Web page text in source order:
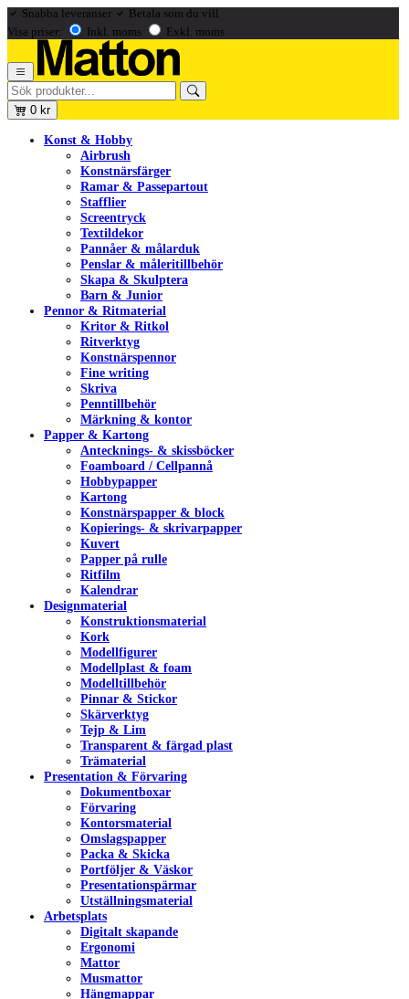
Snabba leveranser
Betala som du vill
Visa priser:
Inkl. moms Exkl. moms
0 kr
Konst & Hobby
Airbrush
Konstnärsfärger
Ramar & Passepartout
Stafflier
Screentryck
Textildekor
Pannåer & målarduk
Penslar & måleritillbehör
Skapa & Skulptera
Barn & Junior
Pennor & Ritmaterial
Kritor & Ritkol
Ritverktyg
Konstnärspennor
Fine writing
Skriva
Penntillbehör
Märkning & kontor
Papper & Kartong
Antecknings- & skissböcker
Foamboard / Cellpannå
Hobbypapper
Kartong
Konstnärspapper & block
Kopierings- & skrivarpapper
Kuvert
Papper på rulle
Ritfilm
Kalendrar
Designmaterial
Konstruktionsmaterial
Kork
Modellfigurer
Modellplast & foam
Modelltillbehör
Pinnar & Stickor
Skärverktyg
Tejp & Lim
Transparent & färgad plast
Trämaterial
Presentation & Förvaring
Dokumentboxar
Förvaring
Kontorsmaterial
Omslagspapper
Packa & Skicka
Portföljer & Väskor
Presentationspärmar
Utställningsmaterial
Arbetsplats
Digitalt skapande
Ergonomi
Mattor
Musmattor
Hängmappar